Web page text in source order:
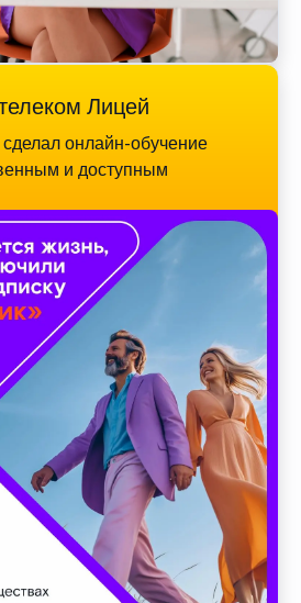
Лицей
сделал онлайн-обучение
и доступным